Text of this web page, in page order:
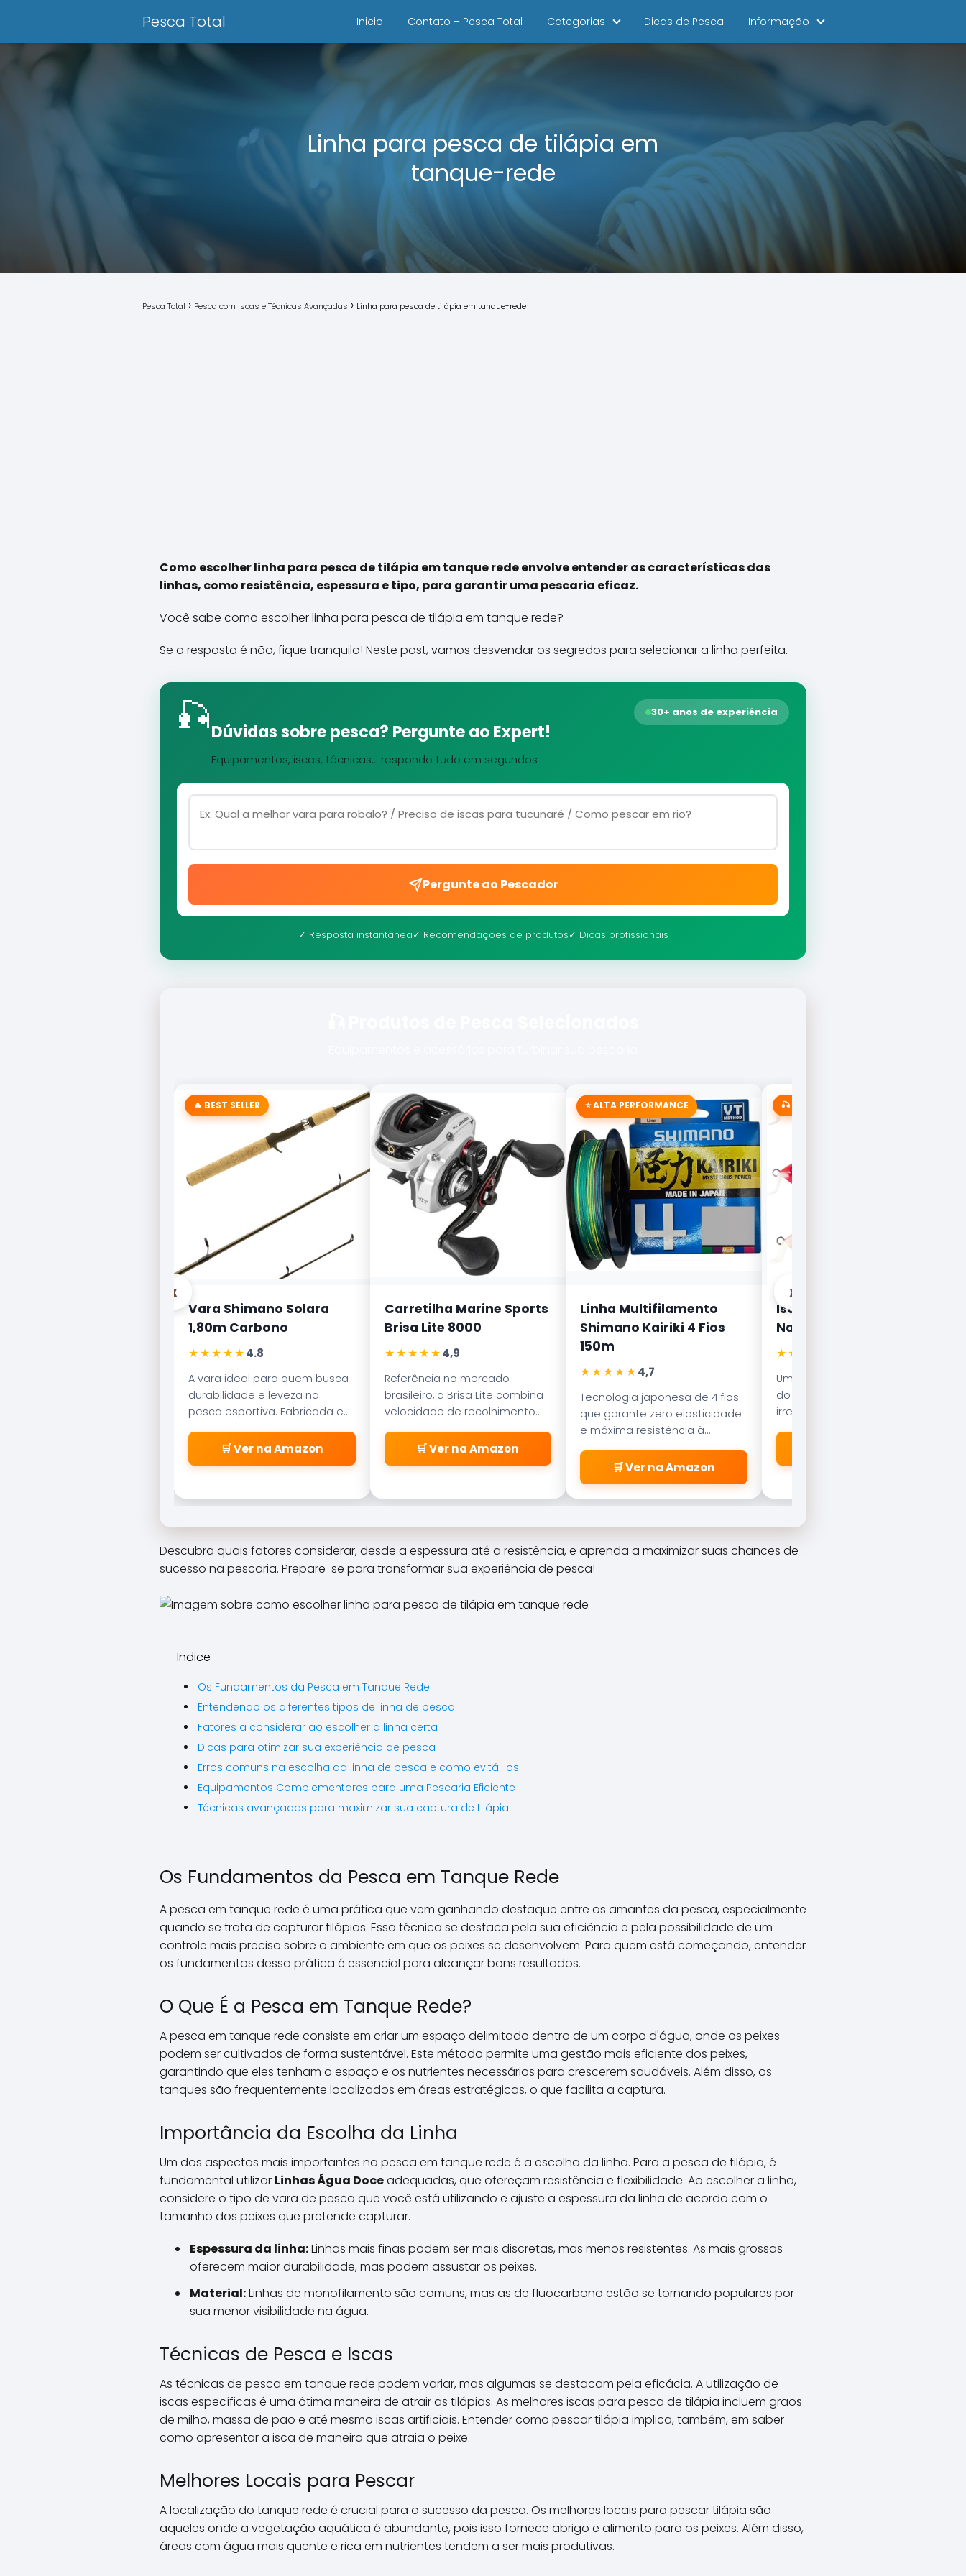
Pesca Total Inicio Contato – Pesca Total Categorias Dicas de Pesca Informação
Linha para pesca de tilápia em
tanque-rede
Pesca Total Pesca com Iscas e Técnicas Avançadas Linha para pesca de tilápia em tanque-rede
Como escolher linha para pesca de tilápia em tanque rede envolve entender as características das
linhas, como resistência, espessura e tipo, para garantir uma pescaria eficaz.
Você sabe como escolher linha para pesca de tilápia em tanque rede?
Se a resposta é não, fique tranquilo! Neste post, vamos desvendar os segredos para selecionar a linha perfeita.
🎣Dúvidas sobre pesca? Pergunte ao Expert!
Equipamentos, iscas, técnicas... respondo tudo em segundos
30+ anos de experiência
Pergunte ao Pescador
✓ Resposta instantânea✓ Recomendações de produtos✓ Dicas profissionais
‹
🔥 BEST SELLER
Vara Shimano Solara
1,80m Carbono
★★★★★4.8
A vara ideal para quem busca
durabilidade e leveza na
pesca esportiva. Fabricada em
carbono aeroglass, oferece
sensibilidade incrível para
fisgadas precisas.
🛒 Ver na Amazon
Carretilha Marine Sports
Brisa Lite 8000
★★★★★4,9
Referência no mercado
brasileiro, a Brisa Lite combina
velocidade de recolhimento
com um sistema de freio
magnético que evita as
famosas
\\\\\\\\\\\\\\\\\\\\\\\\\
\\\\\\\\\\\\\\\\\\\\\\\\\
\\"cabeleiras\\\\\\\\\\\\\\
\\\\\\\\\\\\\\\\\\\\\\\\\
\\\\\\\\\\\\\\\\\\\\\\\\\
🛒 Ver na Amazon
⭐ ALTA PERFORMANCE
Linha Multifilamento
Shimano Kairiki 4 Fios
150m
★★★★★4,7
Tecnologia japonesa de 4 fios
que garante zero elasticidade
e máxima resistência à
abrasão. Desliza suavemente
pelos passadores.
🛒 Ver na Amazon
🎣 MAIS VENDIDA
Isca Artificial Nelson
Nakamura Curisco 70
★★★★★
Uma das iscas mais famosas
do Brasil. Com nado errático, é
irresistível para o Tucunaré e o
Robalo. Essencial em qualquer
›
Descubra quais fatores considerar, desde a espessura até a resistência, e aprenda a maximizar suas chances de
sucesso na pescaria. Prepare-se para transformar sua experiência de pesca!
Indice
Os Fundamentos da Pesca em Tanque Rede
Entendendo os diferentes tipos de linha de pesca
Fatores a considerar ao escolher a linha certa
Dicas para otimizar sua experiência de pesca
Erros comuns na escolha da linha de pesca e como evitá-los
Equipamentos Complementares para uma Pescaria Eficiente
Técnicas avançadas para maximizar sua captura de tilápia
Os Fundamentos da Pesca em Tanque Rede
A pesca em tanque rede é uma prática que vem ganhando destaque entre os amantes da pesca, especialmente
quando se trata de capturar tilápias. Essa técnica se destaca pela sua eficiência e pela possibilidade de um
controle mais preciso sobre o ambiente em que os peixes se desenvolvem. Para quem está começando, entender
os fundamentos dessa prática é essencial para alcançar bons resultados.
O Que É a Pesca em Tanque Rede?
A pesca em tanque rede consiste em criar um espaço delimitado dentro de um corpo d'água, onde os peixes
podem ser cultivados de forma sustentável. Este método permite uma gestão mais eficiente dos peixes,
garantindo que eles tenham o espaço e os nutrientes necessários para crescerem saudáveis. Além disso, os
tanques são frequentemente localizados em áreas estratégicas, o que facilita a captura.
Importância da Escolha da Linha
Um dos aspectos mais importantes na pesca em tanque rede é a escolha da linha. Para a pesca de tilápia, é
fundamental utilizar Linhas Água Doceadequadas, que ofereçam resistência e flexibilidade. Ao escolher a linha,
considere o tipo de vara de pesca que você está utilizando e ajuste a espessura da linha de acordo com o
tamanho dos peixes que pretende capturar.
Espessura da linha:Linhas mais finas podem ser mais discretas, mas menos resistentes. As mais grossas
oferecem maior durabilidade, mas podem assustar os peixes.
Material:Linhas de monofilamento são comuns, mas as de fluocarbono estão se tornando populares por
sua menor visibilidade na água.
Técnicas de Pesca e Iscas
As técnicas de pesca em tanque rede podem variar, mas algumas se destacam pela eficácia. A utilização de
iscas específicas é uma ótima maneira de atrair as tilápias. As melhores iscas para pesca de tilápia incluem grãos
de milho, massa de pão e até mesmo iscas artificiais. Entender como pescar tilápia implica, também, em saber
como apresentar a isca de maneira que atraia o peixe.
Melhores Locais para Pescar
A localização do tanque rede é crucial para o sucesso da pesca. Os melhores locais para pescar tilápia são
aqueles onde a vegetação aquática é abundante, pois isso fornece abrigo e alimento para os peixes. Além disso,
áreas com água mais quente e rica em nutrientes tendem a ser mais produtivas.